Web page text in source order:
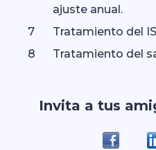
ajuste anual.
Tratamiento del
Tratamiento del
Invita a tus